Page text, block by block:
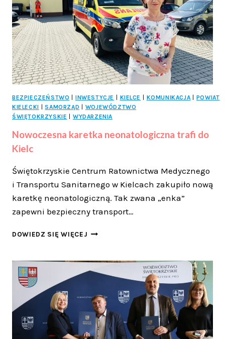
ENTUZJASTÓW
BEZPIECZEŃSTWO INWESTYCJE KIELCE KOMUNIKACJA
POWIAT
KIELECKI
SAMORZĄD
WOJEWÓDZTWO
ŚWIĘTOKRZYSKIE
WYDARZENIA
Nowoczesna karetka neonatologiczna trafi do
Kielc
Świętokrzyskie Centrum Ratownictwa Medycznego
i Transportu Sanitarnego w Kielcach zakupiło nową
karetkę neonatologiczną. Tak zwana „enka”
zapewni bezpieczny transport…
DOWIEDZ SIĘ WIĘCEJ NOWOCZESNA
TRAFI
DO